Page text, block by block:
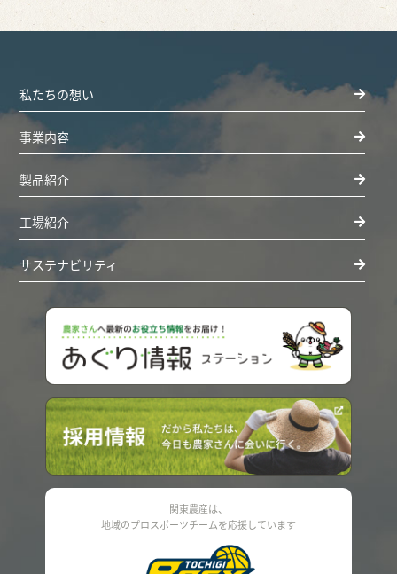
私たちの想い
事業内容
製品紹介
工場紹介
サステナビリティ
関東農産は、
地域のプロスポーツチームを応援しています